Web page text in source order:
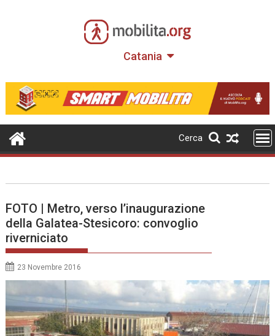
Catania
Cerca
FOTO | Metro, verso l’inaugurazione
della Galatea-Stesicoro: convoglio
riverniciato
23 Novembre 2016